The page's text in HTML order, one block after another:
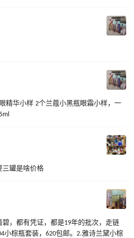
精华小样 2个兰蔻小黑瓶眼霜小样，一
三罐是啥价格
碧，都有凭证，都是19年的批次，走链
小棕瓶套装，620包邮。2.雅诗兰黛小棕